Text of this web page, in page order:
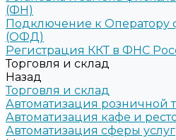
(ФН)
Подключение к Оператору
(ОФД)
Регистрация ККТ в ФНС
Торговля и склад
Назад
Торговля и склад
Автоматизация розничной
Автоматизация кафе и
Автоматизация сферы услуг